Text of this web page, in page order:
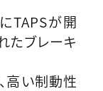
TAPSが開
たブレーキ
高い制動性